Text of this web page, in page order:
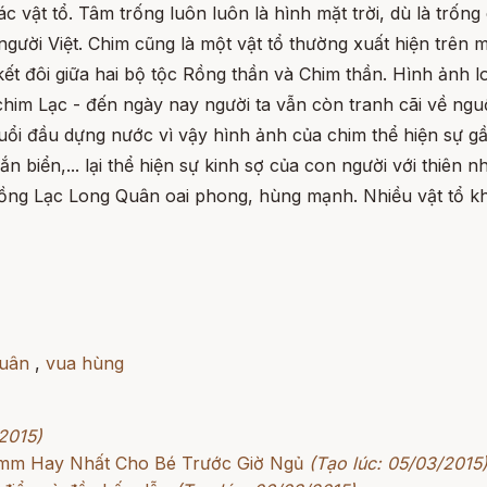
vật tổ. Tâm trống luôn luôn là hình mặt trời, dù là
Việt. Chim cũng là một vật tổ thường xuất hiện trên
đôi giữa hai bộ tộc Rồng thần và Chim thần. Hình ảnh
Lạc - đến ngày nay người ta vẫn còn tranh cãi về
đầu dựng nước vì vậy hình ảnh của chim thể hiện sự
biển,... lại thể hiện sự kinh sợ của con người với thiên
Lạc Long Quân oai phong, hùng mạnh. Nhiều vật tổ
, vua hùng
Hay Nhất Cho Bé Trước Giờ Ngủ (Tạo lúc: 05/03/2015)